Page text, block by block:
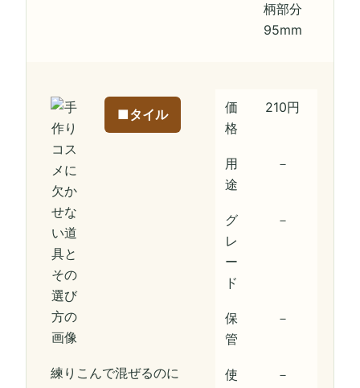
柄部分
95mm
■タイル
練りこんで混ぜるのに
価
格
210円
用
途
－
グ
レ
ー
ド
－
保
管
－
使
－